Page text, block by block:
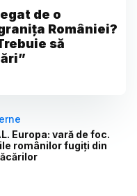
de o
României?
să
Europa: vară de foc.
românilor fugiți din